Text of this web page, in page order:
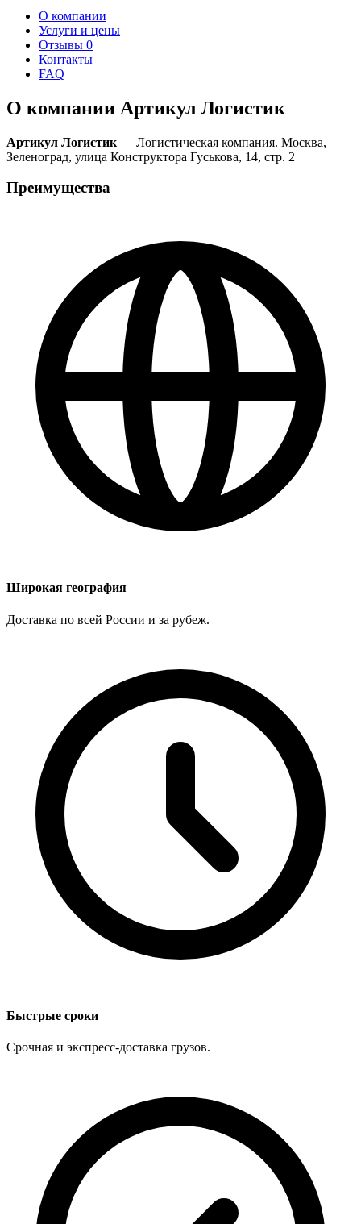
О компании
Услуги и цены
Отзывы 0
Контакты
FAQ
О компании Артикул Логистик
Артикул Логистик — Логистическая компания. Москва,
Зеленоград, улица Конструктора Гуськова, 14, стр. 2
Преимущества
Широкая география
Доставка по всей России и за рубеж.
Быстрые сроки
Срочная и экспресс-доставка грузов.